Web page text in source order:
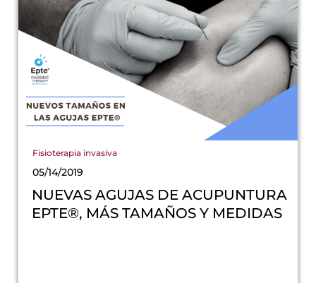
Fisioterapia invasiva
05/14/2019
NUEVAS AGUJAS DE ACUPUNTURA
EPTE®, MÁS TAMAÑOS Y MEDIDAS